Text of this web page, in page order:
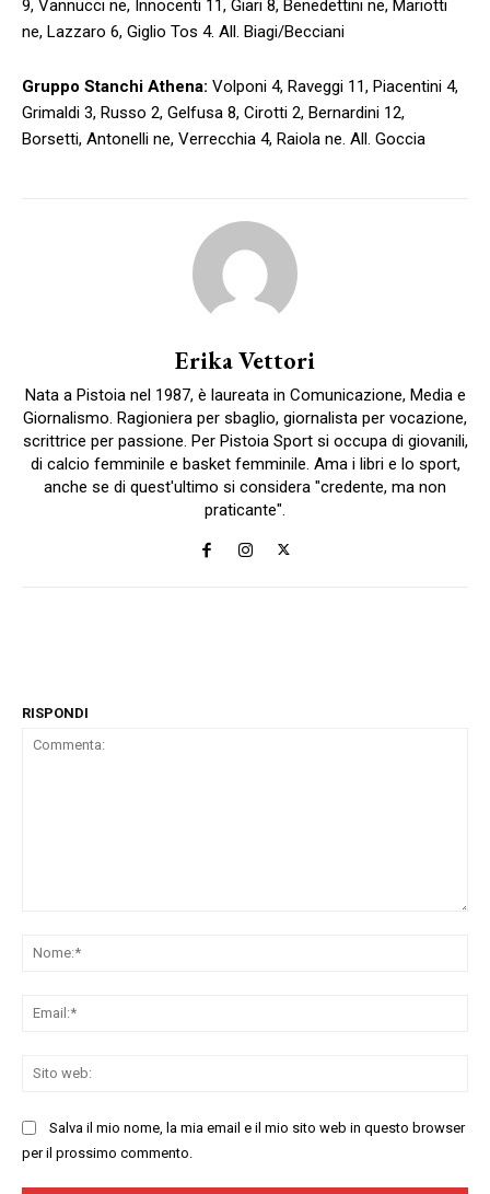
9, Vannucci ne, Innocenti 11, Giari 8, Benedettini ne, Mariotti
ne, Lazzaro 6, Giglio Tos 4. All. Biagi/Becciani
Gruppo Stanchi Athena: Volponi 4, Raveggi 11, Piacentini 4,
Grimaldi 3, Russo 2, Gelfusa 8, Cirotti 2, Bernardini 12,
Borsetti, Antonelli ne, Verrecchia 4, Raiola ne. All. Goccia
Erika Vettori
Nata a Pistoia nel 1987, è laureata in Comunicazione, Media e
Giornalismo. Ragioniera per sbaglio, giornalista per vocazione,
scrittrice per passione. Per Pistoia Sport si occupa di giovanili,
di calcio femminile e basket femminile. Ama i libri e lo sport,
anche se di quest'ultimo si considera "credente, ma non
praticante".
RISPONDI
Salva il mio nome, la mia email e il mio sito web in questo browser
per il prossimo commento.